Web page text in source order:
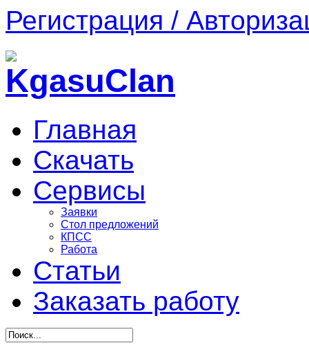
Регистрация /
Главная
Скачать
Сервисы
Заявки
Стол предложений
КПСС
Работа
Статьи
Заказать работу